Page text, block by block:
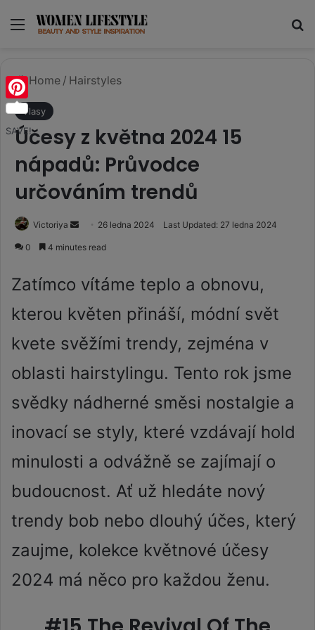
Menu
Home / Hairstyles
Vlasy
Účesy z května 2024 15
nápadů: Průvodce
určováním trendů
Victoriya
Send 26 ledna 2024 Last Updated: 27 ledna 2024
0 4 minutes read
Zatímco vítáme teplo a obnovu,
kterou květen přináší, módní svět
kvete svěžími trendy, zejména v
oblasti hairstylingu. Tento rok jsme
svědky nádherné směsi nostalgie a
inovací se styly, které vzdávají hold
minulosti a odvážně se zajímají o
budoucnost. Ať už hledáte nový
trendy bob nebo dlouhý účes, který
zaujme, kolekce květnové účesy
2024 má něco pro každou ženu.
Pinterest
SAVE!